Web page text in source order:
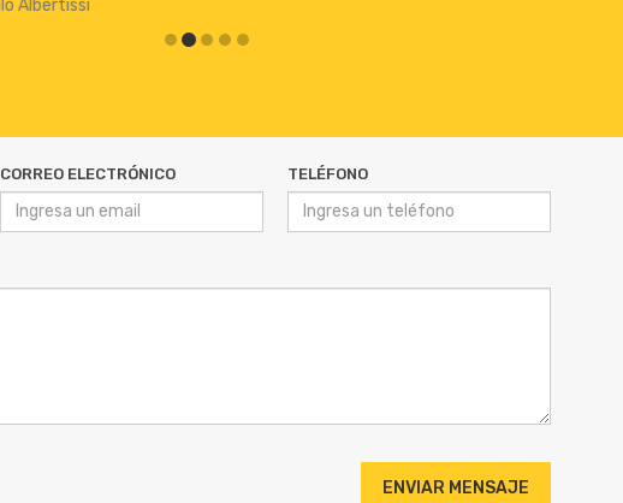
CORREO ELECTRÓNICO TELÉFONO
ENVIAR MENSAJE